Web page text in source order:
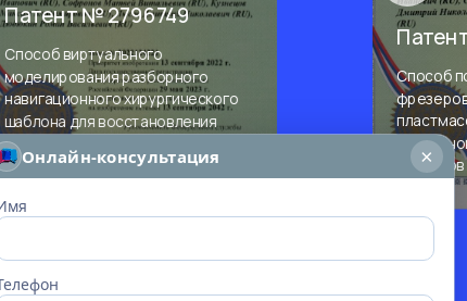
Патент № 2796749
Способ виртуального
моделирования разборного
навигационного хирургического
шаблона для восстановления
полного зубного ряда за один
день без разрезов и швов
Способ
Онлайн-консультация ×